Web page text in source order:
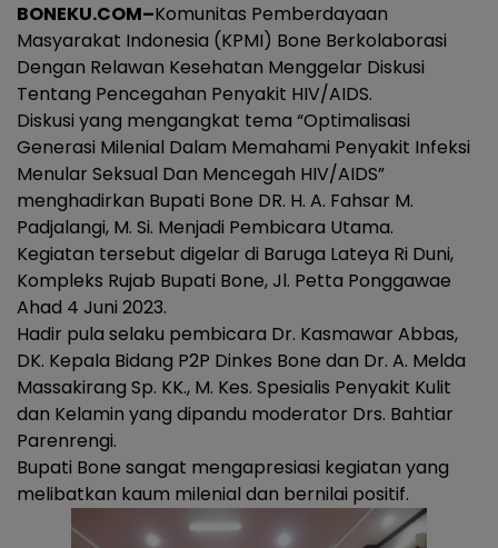
BONEKU.COM–Komunitas Pemberdayaan
Masyarakat Indonesia (KPMI) Bone Berkolaborasi
Dengan Relawan Kesehatan Menggelar Diskusi
Tentang Pencegahan Penyakit HIV/AIDS.
Diskusi yang mengangkat tema “Optimalisasi
Generasi Milenial Dalam Memahami Penyakit Infeksi
Menular Seksual Dan Mencegah HIV/AIDS”
menghadirkan Bupati Bone DR. H. A. Fahsar M.
Padjalangi, M. Si. Menjadi Pembicara Utama.
Kegiatan tersebut digelar di Baruga Lateya Ri Duni,
Kompleks Rujab Bupati Bone, Jl. Petta Ponggawae
Ahad 4 Juni 2023.
Hadir pula selaku pembicara Dr. Kasmawar Abbas,
DK. Kepala Bidang P2P Dinkes Bone dan Dr. A. Melda
Massakirang Sp. KK., M. Kes. Spesialis Penyakit Kulit
dan Kelamin yang dipandu moderator Drs. Bahtiar
Parenrengi.
Bupati Bone sangat mengapresiasi kegiatan yang
melibatkan kaum milenial dan bernilai positif.